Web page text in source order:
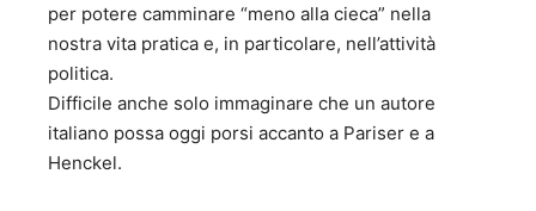
“Europa mia, benché il parlar sia indarno” Avagliano
Editore, 2017 16. " Il decennio nero degli Italiani – Dal
pensiero libero – Genesi Editrice 2019 B) SAGGI
CINEMATOGRAFICI 18. “Il bello nel cinema” - Saggi di
estetica cinematografica - Seam Editrice - 2000; 19. “Il
Leone e gli Oscar” - Saggi di estetica cinematografica -
per potere camminare “meno alla cieca” nella
nostra vita pratica e, in particolare, nell’attività
politica.
Difficile anche solo immaginare che un autore
italiano possa oggi porsi accanto a Pariser e a
Henckel.